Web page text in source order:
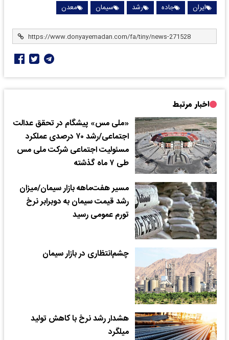
ایران جاده رشد سیمان معدن
اخبار مرتبط
«ملی مس» پیشگام در تحقق عدالت
اجتماعی/رشد ۷۰ درصدی عملکرد
مسئولیت اجتماعی شرکت ملی مس
طی ۷ ماه گذشته
مسیر هفت‌‌‌ماهه بازار سیمان/میزان
رشد قیمت سیمان به دوبرابر نرخ
تورم عمومی رسید
چشم‌‌‌انتظاری در بازار سیمان
هشدار رشد نرخ با کاهش تولید
میلگرد